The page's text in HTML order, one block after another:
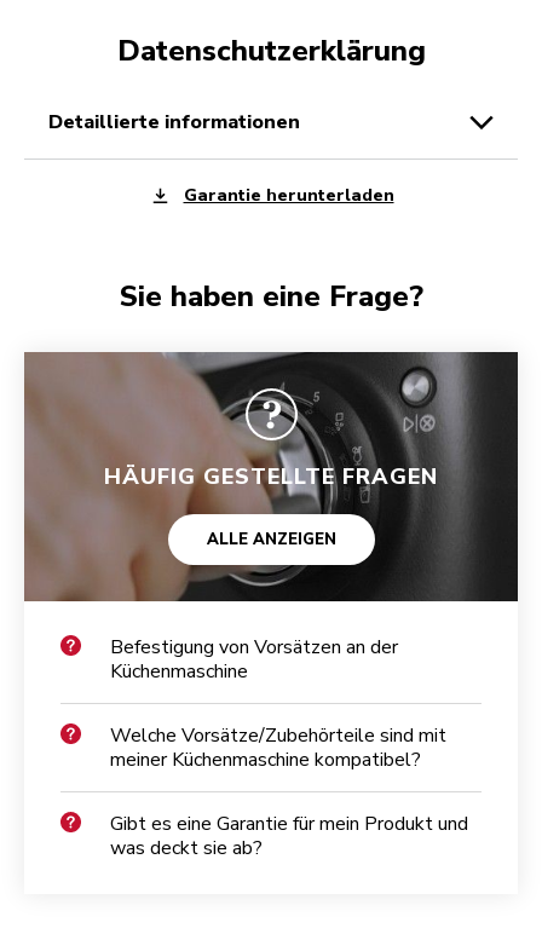
Datenschutzerklärung
detaillierte informationen
Garantie herunterladen
Sie haben eine Frage?
HÄUFIG GESTELLTE FRAGEN
ALLE ANZEIGEN
Befestigung von Vorsätzen an der
Küchenmaschine
Welche Vorsätze/Zubehörteile sind mit
meiner Küchenmaschine kompatibel?
Gibt es eine Garantie für mein Produkt und
was deckt sie ab?